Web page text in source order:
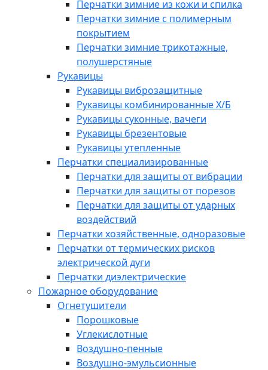
Перчатки зимние из кожи и спилка
Перчатки зимние с полимерным
покрытием
Перчатки зимние трикотажные,
полушерстяные
Рукавицы
Рукавицы виброзащитные
Рукавицы комбинированные Х/Б
Рукавицы суконные, вачеги
Рукавицы брезентовые
Рукавицы утепленные
Перчатки специализированные
Перчатки для защиты от вибрации
Перчатки для защиты от порезов
Перчатки для защиты от ударных
воздействий
Перчатки хозяйственные, одноразовые
Перчатки от термических рисков
электрической дуги
Перчатки диэлектрические
Пожарное оборудование
Огнетушители
Порошковые
Углекислотные
Воздушно-пенные
Воздушно-эмульсионные